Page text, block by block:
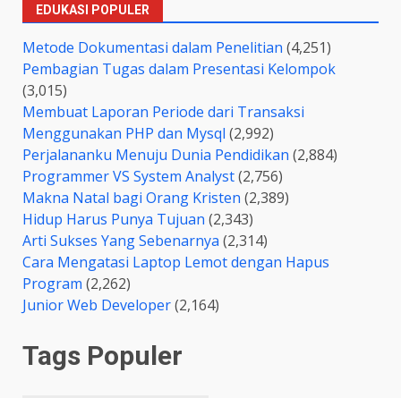
EDUKASI POPULER
Metode Dokumentasi dalam Penelitian (4,251)
Pembagian Tugas dalam Presentasi Kelompok
(3,015)
Membuat Laporan Periode dari Transaksi
Menggunakan PHP dan Mysql (2,992)
Perjalananku Menuju Dunia Pendidikan (2,884)
Programmer VS System Analyst(2,756)
Makna Natal bagi Orang Kristen (2,389)
Hidup Harus Punya Tujuan (2,343)
Arti Sukses Yang Sebenarnya (2,314)
Cara Mengatasi Laptop Lemot dengan Hapus
Program (2,262)
Junior Web Developer(2,164)
Tags Populer